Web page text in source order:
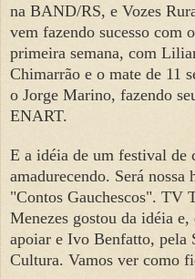
na BAND/RS, e Vozes
vem fazendo sucesso com
primeira semana, com
Chimarrão e o mate de 11
o Jorge Marino, fazendo
ENART.
E a idéia de um festival de
amadurecendo. Será nossa
"Contos Gauchescos". TV
Menezes gostou da idéia e,
apoiar e Ivo Benfatto, pela
Cultura. Vamos ver como